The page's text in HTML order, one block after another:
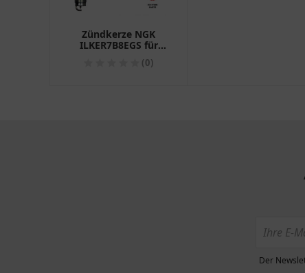
Zündkerze NGK
ILKER7B8EGS für
Motorräder(0)
Der